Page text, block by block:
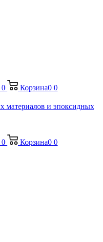
0 Корзина0 0
0 Корзина0 0